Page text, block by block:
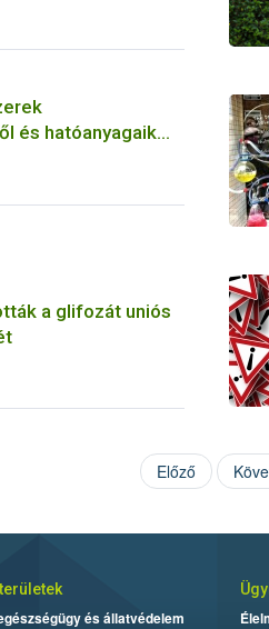
és hatóanyagaik
a glifozát uniós
Előző
és állatvédelem